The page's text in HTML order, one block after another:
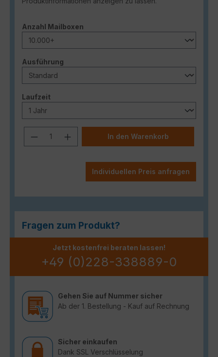
Anzahl Mailboxen
Ausführung
Laufzeitauswählen
Produkt Anzahl: Gib den
In den Warenkorb
Individuellen Preis anfragen
Fragen zum Produkt?
Jetzt kostenfrei beraten lassen!
+49 (0)228-338889-0
Gehen Sie auf Nummer sicher
Ab der 1. Bestellung - Kauf auf Rechnung
Sicher einkaufen
Dank SSL Verschlüsselung